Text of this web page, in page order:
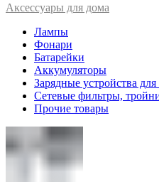
Аксессуары для дома
Лампы
Фонари
Батарейки
Аккумуляторы
Зарядные устройства
Сетевые фильтры,
Прочие товары